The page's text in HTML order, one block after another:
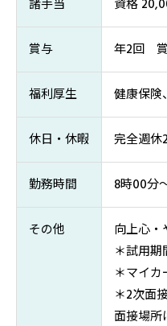
諸手当 資格
賞与 年2回 賞
福利厚生 健康保険
休日・休暇 完全週休
勤務時間 8時00分
その他
向上心・
＊試用
＊マイカ
＊2次面
面接場所